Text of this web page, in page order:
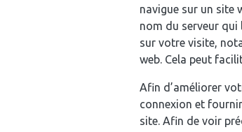
navigue sur un site
nom du serveur qui
sur votre visite,
web. Cela peut
Afin d’améliorer
connexion et
site. Afin de voir